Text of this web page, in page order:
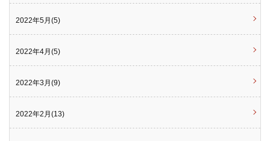
2022年5月(5)
2022年4月(5)
2022年3月(9)
2022年2月(13)